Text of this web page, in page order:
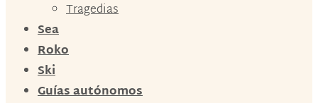
Tragedias
Sea
Roko
Ski
Guías autónomos